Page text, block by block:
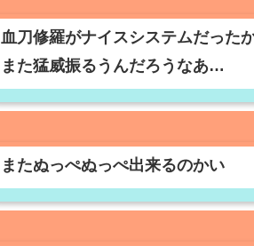
血刀修羅がナイスシステムだった
また猛威振るうんだろうなあ…
またぬっぺぬっぺ出来るのかい